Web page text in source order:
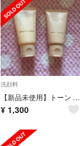
洗顔料
【新品未使用】トーン クレンジング＆洗顔
¥ 1,300